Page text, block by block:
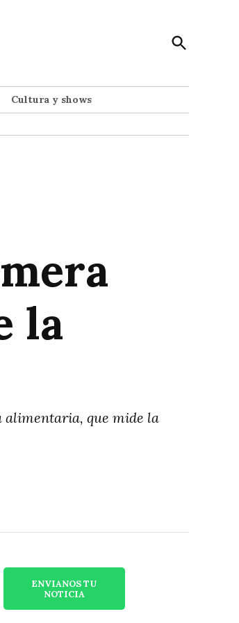
Open
Search
Cultura y shows
la
alimentaria, que mide la
ENVIANOS TU
NOTICIA